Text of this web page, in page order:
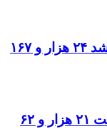
ثبت یک هفته سبز برای بورس؛ رشد ۲۴ هزار و ۱۶۷
بورس هفته را منفی تمام کرد؛ افت ۲۱ هزار و ۶۲